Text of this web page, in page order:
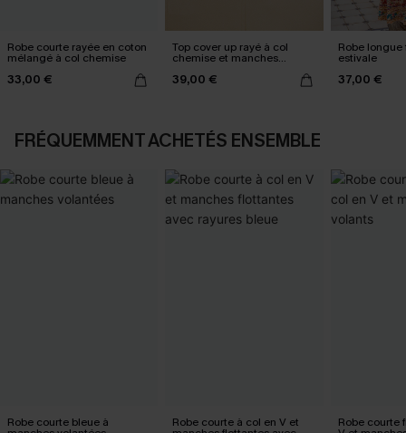
Robe courte rayée en coton
mélangé à col chemise
33,00 €
Top cover up rayé à col
chemise et manches
39,00 €
Robe
estivale
37,00 €
FRÉQUEMMENT ACHETÉS ENSEMBLE
Robe courte bleue à Robe courte à col en V et Robe courte